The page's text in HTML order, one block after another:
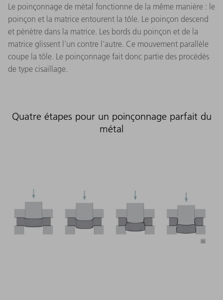
Le poinçonnage de métal fonctionne de la même manière : le
poinçon et la matrice entourent la tôle. Le poinçon descend
et pénètre dans la matrice. Les bords du poinçon et de la
matrice glissent l'un contre l'autre. Ce mouvement parallèle
coupe la tôle. Le poinçonnage fait donc partie des procédés
de type cisaillage.
Quatre étapes pour un poinçonnage parfait du
métal